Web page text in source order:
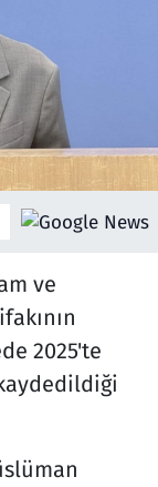
ve
2025'te